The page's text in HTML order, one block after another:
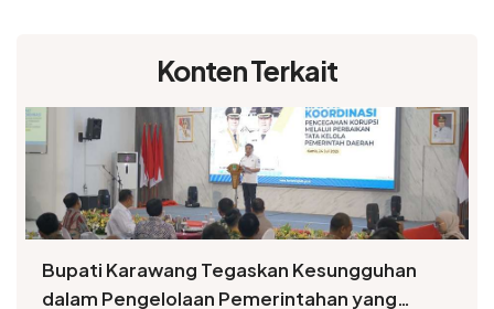
Konten Terkait
Bupati Karawang Tegaskan Kesungguhan
dalam Pengelolaan Pemerintahan yang